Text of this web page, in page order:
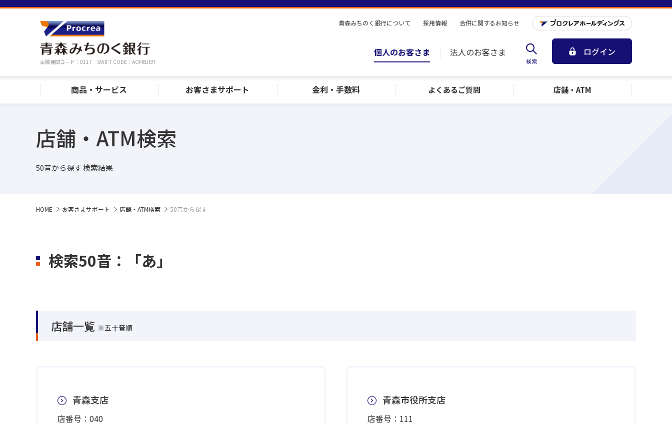
金融機関コード：0117 SWIFT CODE：AOMBJPJT
商品・サービス お客さまサポート 金利・手数料 よくあるご質問 店舗・ATM
青森みちのく銀行について 採用情報 合併に関するお知らせ
個人のお客さま 法人のお客さま
検索
ログイン
店舗・ATM検索
50音から探す 検索結果
HOME お客さまサポート 店舗・ATM検索 50音から探す
検索50音：「あ」
店舗一覧 ※五十音順
青森支店
店番号：040
青森市役所支店
店番号：111